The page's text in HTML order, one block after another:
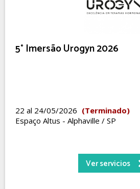
5° Imersão Urogyn 2026
22 al 24/05/2026 (Terminado)
Espaço Altus - Alphaville / SP
Ver servicios